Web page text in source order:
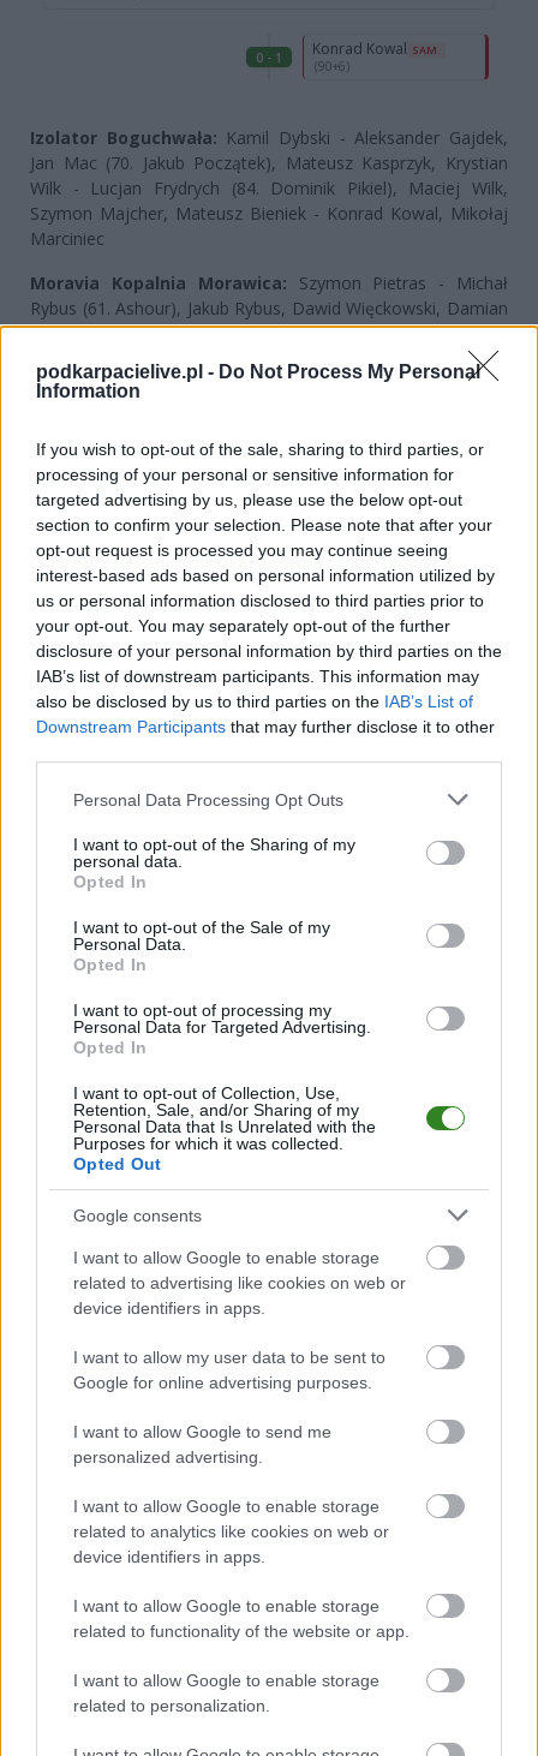
podkarpacielive.pl - Do Not Process My Personal
Information
If you wish to opt-out of the sale, sharing to third parties, or
processing of your personal or sensitive information for
targeted advertising by us, please use the below opt-out
section to confirm your selection. Please note that after your
opt-out request is processed you may continue seeing
interest-based ads based on personal information utilized by
us or personal information disclosed to third parties prior to
your opt-out. You may separately opt-out of the further
disclosure of your personal information by third parties on the
IAB’s list of downstream participants. This information may
also be disclosed by us to third parties on the IAB’s List of
Downstream Participants that may further disclose it to other
Please note that this website/app uses one or more Google
not limited to your visit or usage behaviour. You may click to
grant or deny consent to Google and its third-party tags to
use your data for below specified purposes in below Google
consent section.
Personal Data Processing Opt Outs
I want to opt-out of the Sharing of my
personal data.
Opted In
I want to opt-out of the Sale of my
Personal Data.
Opted In
I want to opt-out of processing my
Personal Data for Targeted Advertising.
Opted In
I want to opt-out of Collection, Use,
Retention, Sale, and/or Sharing of my
Personal Data that Is Unrelated with the
Purposes for which it was collected.
Opted Out
Google consents
I want to allow Google to enable storage
related to advertising like cookies on web or
device identifiers in apps.
I want to allow my user data to be sent to
Google for online advertising purposes.
I want to allow Google to send me
personalized advertising.
I want to allow Google to enable storage
related to analytics like cookies on web or
device identifiers in apps.
I want to allow Google to enable storage
related to functionality of the website or app.
I want to allow Google to enable storage
related to personalization.
Izolator Boguchwała: Kamil Dybski - Aleksander Gajdek,
Jan Mac (70. Jakub Początek), Mateusz Kasprzyk, Krystian
Wilk - Lucjan Frydrych (84. Dominik Pikiel), Maciej Wilk,
Szymon Majcher, Mateusz Bieniek - Konrad Kowal, Mikołaj
Marciniec
Moravia Kopalnia Morawica: Szymon Pietras - Michał
Rybus (61. Ashour), Jakub Rybus, Dawid Więckowski, Damian
Pietras, Ernest Jopkiewicz, Piotr Pierzchała, Maciej Rożek, Jan
Zgrzebnicki (77. Piotr Jamioł), Andrii Verbytskyi (61. Sornat),
Kasper Siwek (90+1. Adam Zawierucha)
Więcej o meczu: Izolator Boguchwała - Moravia
Morawica
Więcej o lidze: Baraże o awans do 3 ligi
CZYTAJ TAKŻE
Dzisiejsze
transmisje na żywo.
Gdzie oglądać
mecze?
Potwierdziły się
nasze informacje!
Przemysław Cecherz
2026-06-17 16:28
BARAŻE O III i IV
LIGĘ: środowe
mecze na żywo
⚠
Teraz komentarze są domyślnie ukryte, aby
poprawić komfort korzystania z serwisu. Kliknij
przycisk „Zobacz komentarze”, aby je wyświetlić i
2026-06-17 20:06
Pomocnik blisko klubu z
Tarnobrzega
Asseco Resovia Developres Rzeszów
ITA TOOLS Stal Mielec Cellfast Wilki Krosno|